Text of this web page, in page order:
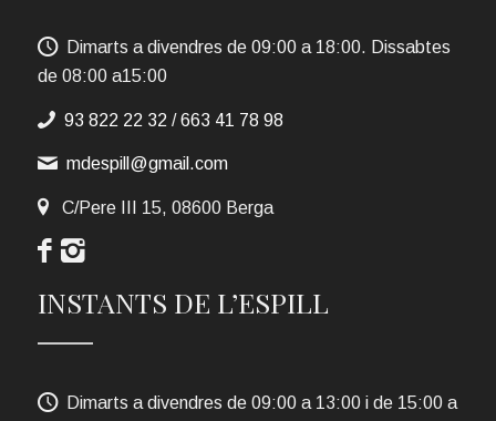
Dimarts a divendres de 09:00 a 18:00. Dissabtes
de 08:00 a15:00
93 822 22 32 /663 41 78 98
mdespill@gmail.com
C/Pere III 15, 08600 Berga
INSTANTS DE L’ESPILL
Dimarts a divendres de 09:00 a 13:00 i de 15:00 a